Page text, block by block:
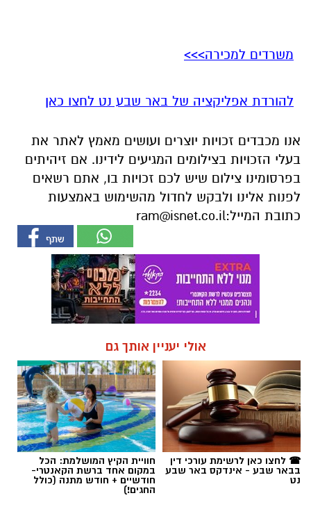
משרדים למכירה>>>
להורדת אפליקציה של באר שבע נט לחצו כאן
אנו מכבדים זכויות יוצרים ועושים מאמץ לאתר את
בעלי הזכויות בצילומים המגיעים לידינו. אם זיהיתים
בפרסומינו צילום שיש לכם זכויות בו, אתם רשאים
לפנות אלינו ולבקש לחדול מהשימוש באמצעות
כתובת המייל:ram@isnet.co.il
אולי יעניין אותך גם
☎ לחצו כאן לרשימת עורכי דין
בבאר שבע - אינדקס באר שבע
נט
חוויית הקיץ המושלמת: הכל
במקום אחד ברשת הקאנטרי-
חודשיים + חודש מתנה (כולל
החגים!)